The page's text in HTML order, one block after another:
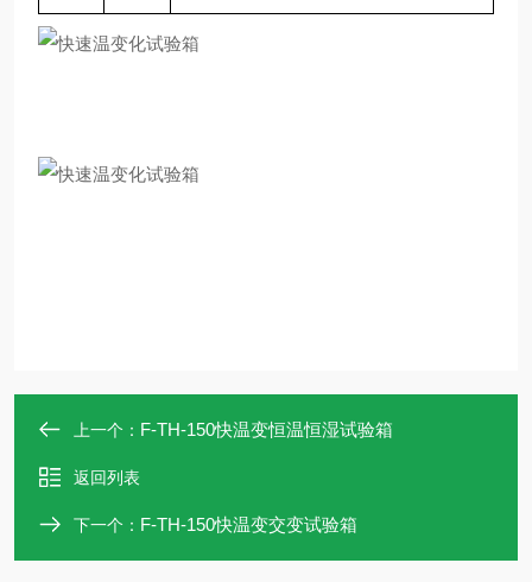
上一个： F-TH-150快温变恒温恒湿试验箱
返回列表
下一个： F-TH-150快温变交变试验箱